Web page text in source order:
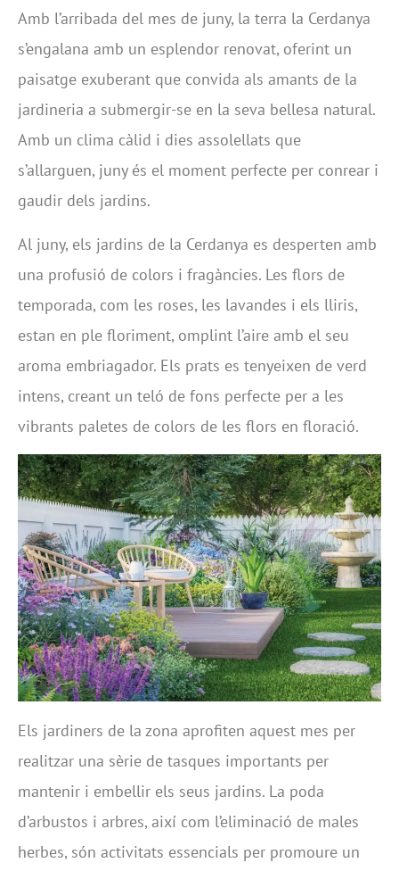
Amb l’arribada del mes de juny, la terra la Cerdanya
s’engalana amb un esplendor renovat, oferint un
paisatge exuberant que convida als amants de la
jardineria a submergir-se en la seva bellesa natural.
Amb un clima càlid i dies assolellats que
s’allarguen, juny és el moment perfecte per conrear i
gaudir dels jardins.
Al juny, els jardins de la Cerdanya es desperten amb
una profusió de colors i fragàncies. Les flors de
temporada, com les roses, les lavandes i els lliris,
estan en ple floriment, omplint l’aire amb el seu
aroma embriagador. Els prats es tenyeixen de verd
intens, creant un teló de fons perfecte per a les
vibrants paletes de colors de les flors en floració.
Els jardiners de la zona aprofiten aquest mes per
realitzar una sèrie de tasques importants per
mantenir i embellir els seus jardins. La poda
d’arbustos i arbres, així com l’eliminació de males
herbes, són activitats essencials per promoure un